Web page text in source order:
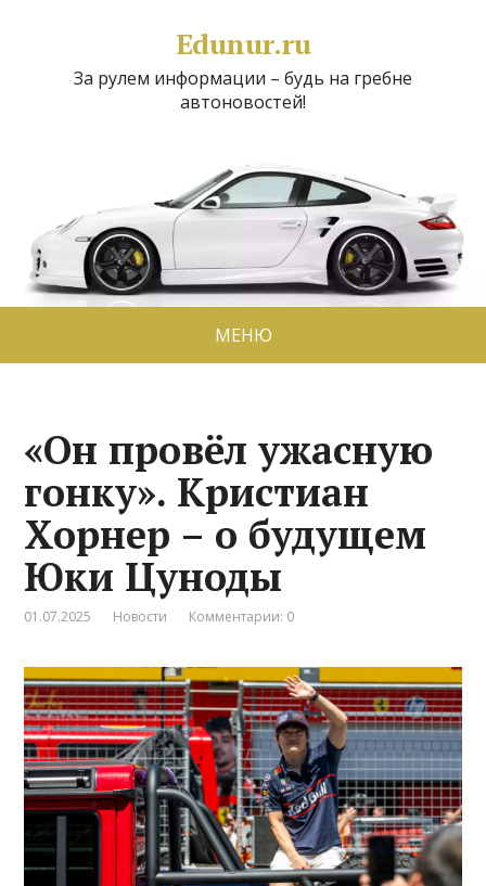
Edunur.ru
За рулем информации – будь на гребне
автоновостей!
МЕНЮ
«Он провёл ужасную
гонку». Кристиан
Хорнер – о будущем
Юки Цуноды
01.07.2025 Новости Комментарии: 0